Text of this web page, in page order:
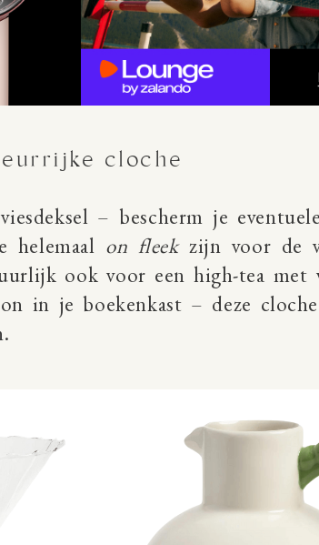
cloche
– bescherm je
helemaal on fleekzijn voor de
ook voor een high-tea met
in je boekenkast – deze